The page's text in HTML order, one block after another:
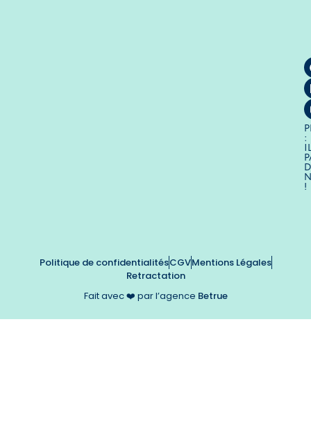
:
!
Politique de confidentialitésCGVMentions Légales
Retractation
Fait avec ❤️ par l’agence Betrue